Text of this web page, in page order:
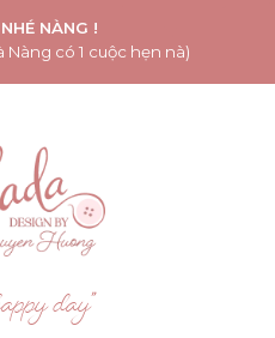
NÀNG !
Nàng có 1 cuộc hẹn nà)
day”